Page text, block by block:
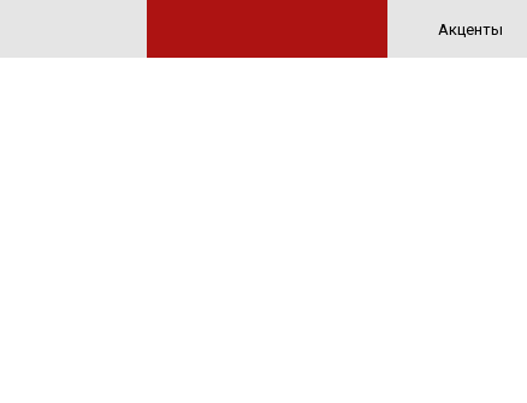
Акценты